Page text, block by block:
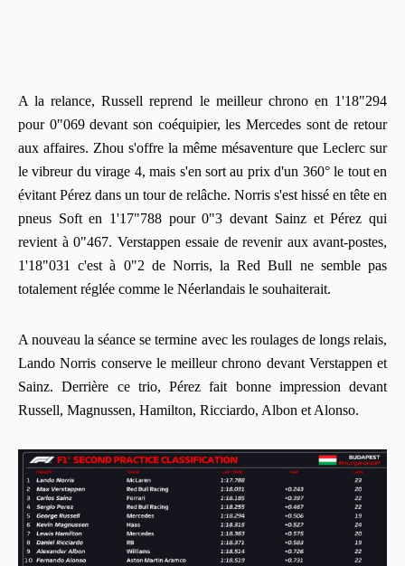
A la relance, Russell reprend le meilleur chrono en 1'18"294
pour 0"069 devant son coéquipier, les Mercedes sont de retour
aux affaires. Zhou s'offre la même mésaventure que Leclerc sur
le vibreur du virage 4, mais s'en sort au prix d'un 360° le tout en
évitant Pérez dans un tour de relâche. Norris s'est hissé en tête en
pneus Soft en 1'17"788 pour 0"3 devant Sainz et Pérez qui
revient à 0"467. Verstappen essaie de revenir aux avant-postes,
1'18"031 c'est à 0"2 de Norris, la Red Bull ne semble pas
totalement réglée comme le Néerlandais le souhaiterait.
A nouveau la séance se termine avec les roulages de longs relais,
Lando Norris conserve le meilleur chrono devant Verstappen et
Sainz. Derrière ce trio, Pérez fait bonne impression devant
Russell, Magnussen, Hamilton, Ricciardo, Albon et Alonso.